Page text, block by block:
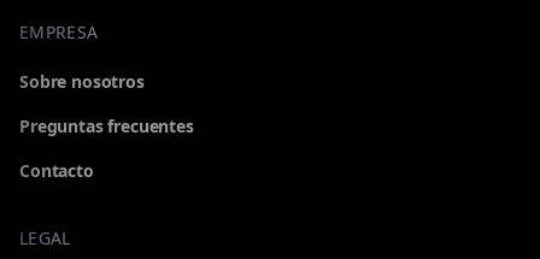
EMPRESA
Sobre nosotros
Preguntas frecuentes
Contacto
LEGAL